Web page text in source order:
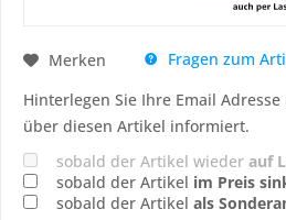
Merken
Fragen zum
Hinterlegen Sie Ihre Email
über diesen Artikel informiert.
sobald der Artikel wieder auf
sobald der Artikel im Preis
sobald der Artikel als